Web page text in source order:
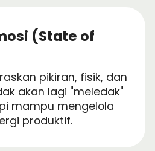
(State of
pikiran, fisik, dan
akan lagi "meledak"
mampu mengelola
produktif.